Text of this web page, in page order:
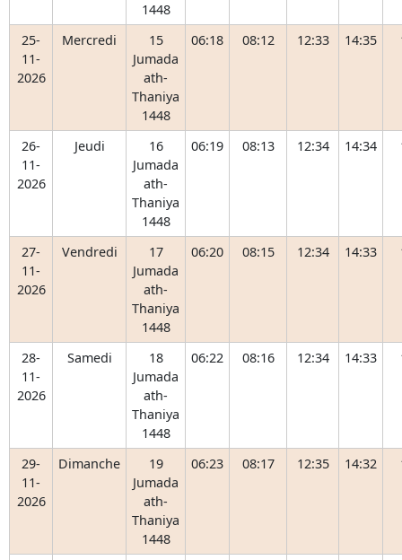
1448
25-
11-
2026
Mercredi
15
Jumada
ath-
Thaniya
1448
06:18 08:12 12:33 14:35
26-
11-
2026
Jeudi
16
Jumada
ath-
Thaniya
1448
06:19 08:13 12:34 14:34
27-
11-
2026
Vendredi
17
Jumada
ath-
Thaniya
1448
06:20 08:15 12:34 14:33
28-
11-
2026
Samedi
18
Jumada
ath-
Thaniya
1448
06:22 08:16 12:34 14:33
29-
11-
2026
Dimanche
19
Jumada
ath-
Thaniya
1448
06:23 08:17 12:35 14:32